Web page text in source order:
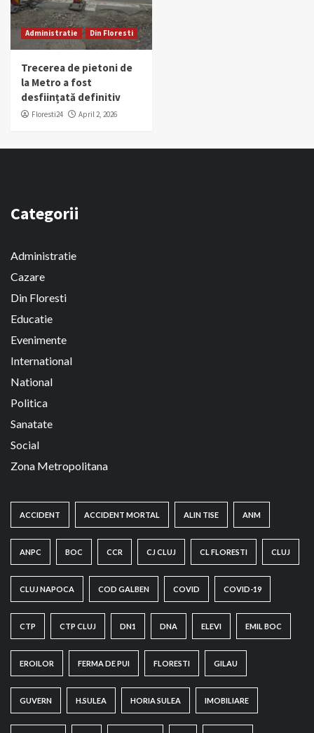
Administratie Din Floresti
Trecerea de pietoni de
la Metro a fost
desființată definitiv
Floresti24 April 2, 2026
Categorii
Administratie
Cazare
Din Floresti
Educatie
Evenimente
International
National
Politica
Sanatate
Social
Zona Metropolitana
ACCIDENT ACCIDENT MORTAL ALIN TISE ANM
ANPC BOC CCR CJ CLUJ CL FLORESTI CLUJ
CLUJ NAPOCA COD GALBEN COVID COVID-19
CTP CTP CLUJ DN1 DNA ELEVI EMIL BOC
EROILOR FERMA DE PUI FLORESTI GILAU
GUVERN H.SULEA HORIA SULEA IMOBILIARE